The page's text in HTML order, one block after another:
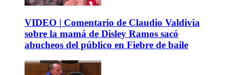
VIDEO | Comentario de Claudio Valdivia
sobre la mamá de Disley Ramos sacó
abucheos del público en Fiebre de baile